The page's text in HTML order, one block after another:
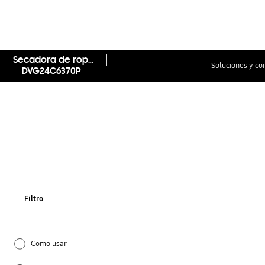
Secadora de ropa 24 kg con AI Control y MultiControl™, Gris
DVG24C6370P
Soluciones y
Filtro
Como usar